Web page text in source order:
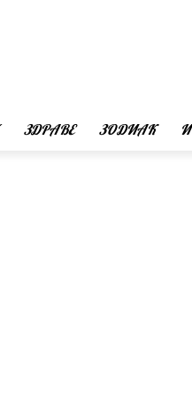
ЗДРАВЕ ЗОДИАК